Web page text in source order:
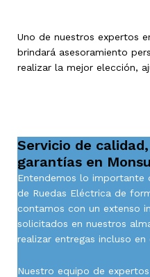
Uno de nuestros expertos
brindará asesoramiento
realizar la mejor elección,
Servicio de
garantías en
Entendemos lo importante
de Ruedas Eléctrica de
contamos con un extenso
solicitados en nuestros
realizar entregas incluso en
Nuestro equipo de